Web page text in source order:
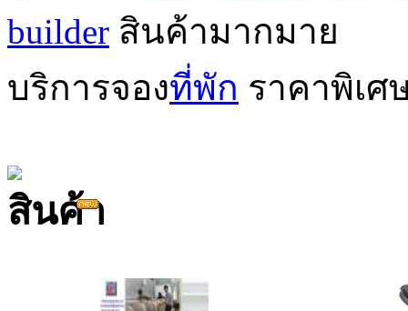
builder สินค้ามากมาย
บริการจองที่พัก ราคาพิเศ